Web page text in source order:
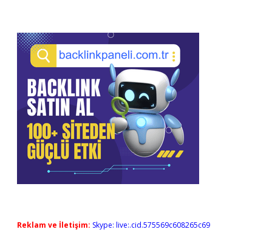
Reklam ve İletişim: Skype: live:.cid.575569c608265c69